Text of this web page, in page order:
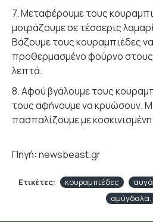
7. Μεταφέρουμε τους
μοιράζουμε σε τέσσερις
Βάζουμε τους κουραμπιέδες
προθερμασμένο φούρνο στους
λεπτά.
8. Αφού βγάλουμε τους
τους αφήνουμε να κρυώσουν.
πασπαλίζουμε με
Πηγή: newsbeast.gr
Ετικέτες: κουραμπιέδες αυγά
αμύγδαλα.